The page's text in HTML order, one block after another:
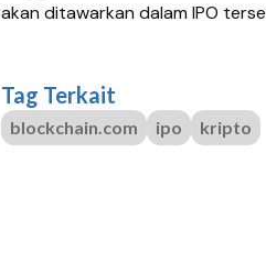
akan ditawarkan dalam IPO
Tag Terkait
blockchain.com ipo kripto